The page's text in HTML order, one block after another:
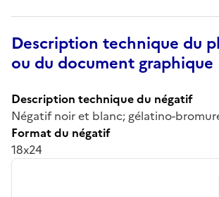
Description technique du
ou du document graphique
Description technique du négatif
Négatif noir et blanc; gélatino-
Format du négatif
18x24